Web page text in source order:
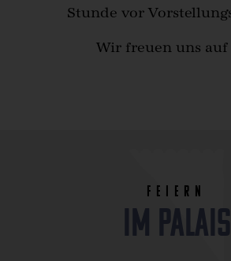
Stunde vor
Wir freuen uns auf
Feiern
im Palais